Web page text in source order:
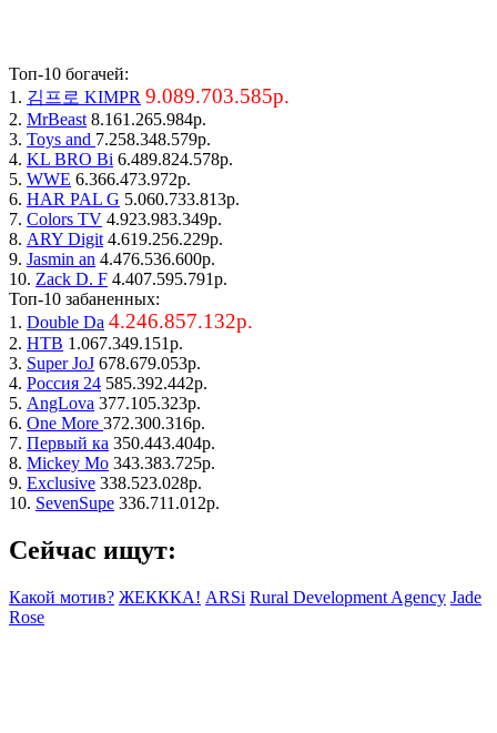
Топ-10 богачей:
1. 김프로 KIMPR 9.089.703.585р.
2. MrBeast 8.161.265.984р.
3. Toys and 7.258.348.579р.
4. KL BRO Bi 6.489.824.578р.
5. WWE 6.366.473.972р.
6. HAR PAL G 5.060.733.813р.
7. Colors TV 4.923.983.349р.
8. ARY Digit 4.619.256.229р.
9. Jasmin an 4.476.536.600р.
10. Zack D. F 4.407.595.791р.
Топ-10 забаненных:
1. Double Da 4.246.857.132р.
2. НТВ 1.067.349.151р.
3. Super JoJ 678.679.053р.
4. Россия 24 585.392.442р.
5. AngLova 377.105.323р.
6. One More 372.300.316р.
7. Первый ка 350.443.404р.
8. Mickey Mo 343.383.725р.
9. Exclusive 338.523.028р.
10. SevenSupe 336.711.012р.
Сейчас ищут:
Какой мотив? ЖЕКККА! ARSi Rural Development Agency Jade
Rose